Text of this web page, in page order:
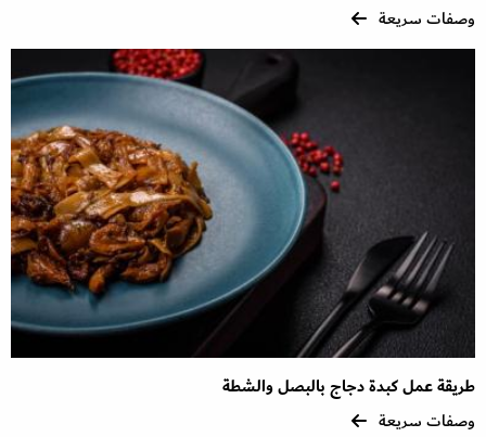
وصفات سريعة
طريقة عمل كبدة دجاج بالبصل والشطة
وصفات سريعة